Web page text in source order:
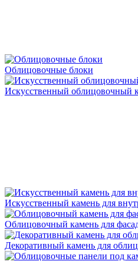
Облицовочные блоки
Искусственный облицовочный
Искусственный камень для
Облицовочный камень для
Декоративный камень для